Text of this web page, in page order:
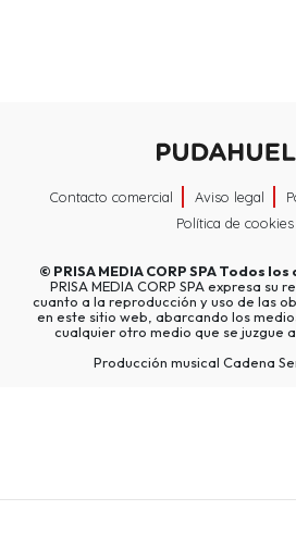
Contacto comercial Aviso legal
Política de cookies
© PRISA MEDIA CORP SPATodos los
PRISA MEDIA CORP SPA expresa su
cuanto a la reproducción y uso de las
en este sitio web, abarcando los
cualquier otro medio que se juzgue
Producción musical Cadena